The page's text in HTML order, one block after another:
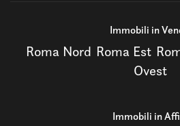
Immobili in
Roma Nord Roma Est
Ovest
Immobili in